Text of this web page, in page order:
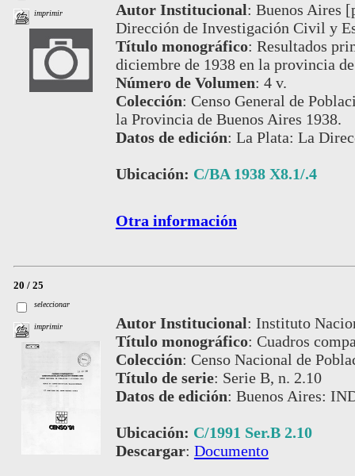
imprimir Autor Institucional: Buenos Aires
Dirección de Investigación Civil y
Título monográfico: Resultados
diciembre de 1938 en la provincia
Número de Volumen: 4 v.
Colección: Censo General de
la Provincia de Buenos Aires 1938.
Datos de edición: La Plata: La
Ubicación: C/BA 1938 X8.1/.4
Otra información
20 / 25
seleccionar
imprimir Autor Institucional: Instituto
Título monográfico: Cuadros
Colección: Censo Nacional de
Título de serie: Serie B, n. 2.10
Datos de edición: Buenos Aires:
Ubicación: C/1991 Ser.B 2.10
Descargar: Documento